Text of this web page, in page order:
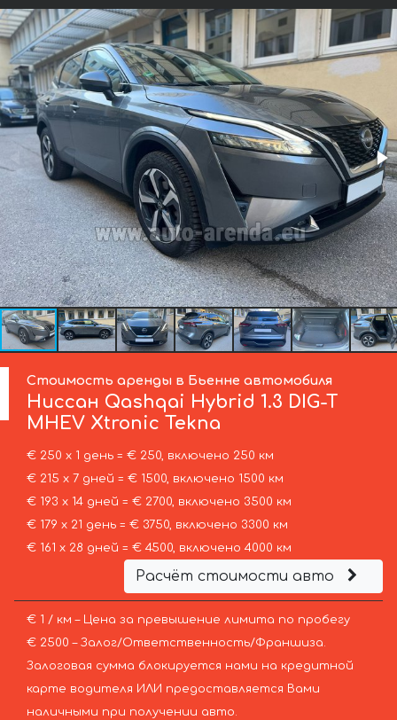
Стоимость аренды в Бьенне автомобиля
Ниссан Qashqai Hybrid 1.3 DIG-T
MHEV Xtronic Tekna
€ 250 х 1 день = € 250, включено 250 км
€ 215 х 7 дней = € 1500, включено 1500 км
€ 193 х 14 дней = € 2700, включено 3500 км
€ 179 х 21 день = € 3750, включено 3300 км
€ 161 х 28 дней = € 4500, включено 4000 км
Расчёт стоимости авто
€ 1 / км – Цена за превышение лимита по пробегу
€ 2500 – Залог/Ответственность/Франшиза.
Залоговая сумма блокируется нами на кредитной
карте водителя ИЛИ предоставляется Вами
наличными при получении авто.